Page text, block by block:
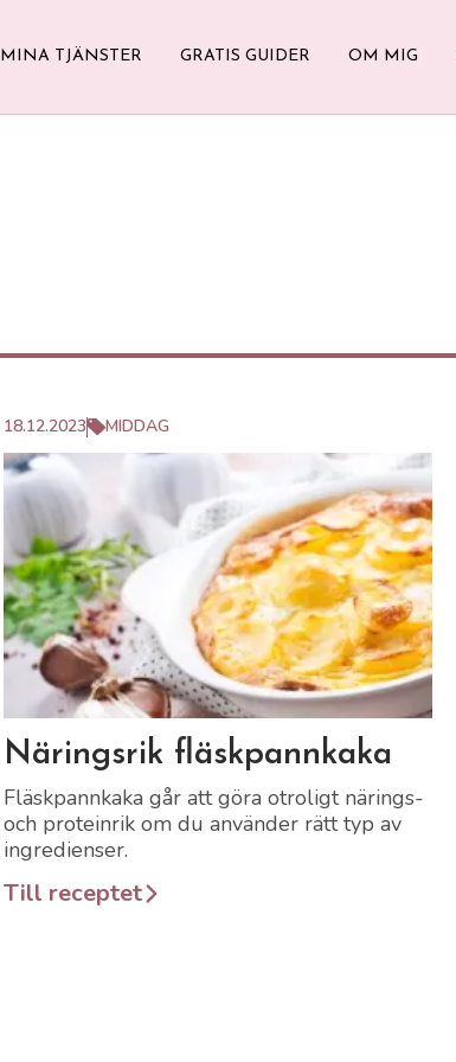
MINA TJÄNSTER GRATIS GUIDER OM MIG
18.12.2023 MIDDAG
Länk till recept
Näringsrik fläskpannkaka
Fläskpannkaka går att göra otroligt närings-
och proteinrik om du använder rätt typ av
ingredienser.
Till receptet